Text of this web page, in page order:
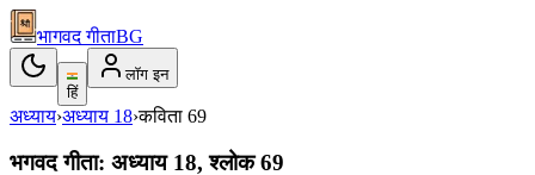
भागवद गीताBG
हिं
लॉग इन
अध्याय›अध्याय 18›कविता 69
भगवद गीता: अध्याय 18, श्लोक 69